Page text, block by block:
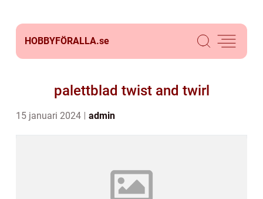
HOBBYFÖRALLA.se
palettblad twist and twirl
15 januari 2024 admin